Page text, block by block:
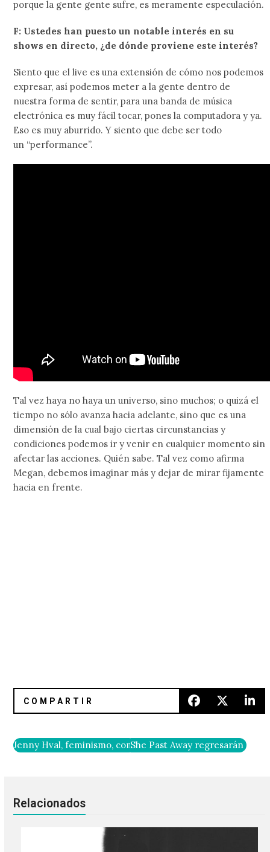
porque la gente gente sufre, es meramente especulación.
F: Ustedes han puesto un notable interés en su
shows en directo, ¿de dónde proviene este interés?
Siento que el live es una extensión de cómo nos podemos
expresar, así podemos meter a la gente dentro de
nuestra forma de sentir, para una banda de música
electrónica es muy fácil tocar, pones la computadora y ya.
Eso es muy aburrido. Y siento que debe ser todo
un “performance”.
Tal vez haya no haya un universo, sino muchos; o quizá el
tiempo no sólo avanza hacia adelante, sino que es una
dimensión de la cual bajo ciertas circunstancias y
condiciones podemos ir y venir en cualquier momento sin
afectar las acciones. Quién sabe. Tal vez como afirma
Megan, debemos imaginar más y dejar de mirar fijamente
hacia en frente.
Jenny Hval, feminismo, comunismo y “That Battle Is Over”
She Past Away regresarán con
Relacionados